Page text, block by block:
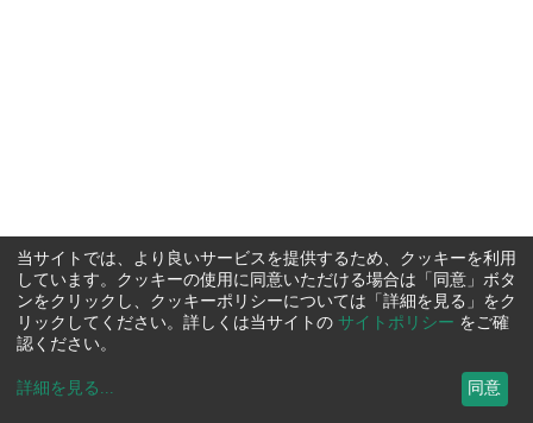
当サイトでは、より良いサービスを提供するため、クッキーを利用
しています。クッキーの使用に同意いただける場合は「同意」ボタ
ンをクリックし、クッキーポリシーについては「詳細を見る」をク
リックしてください。詳しくは当サイトの サイトポリシー をご確
認ください。
詳細を見る ... 同意